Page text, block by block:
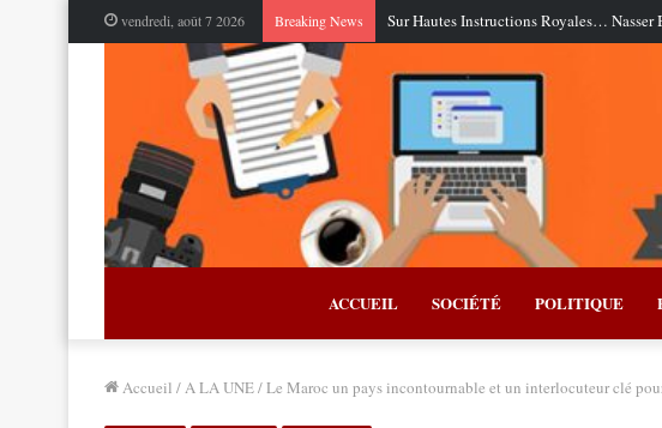
vendredi, août 7 2026 Breaking News Sur Hautes Instructions Royales…
ACCUEIL SOCIÉTÉ POLITIQUE
Accueil /A LA UNE/Le Maroc un pays incontournable et un interlocuteur clé